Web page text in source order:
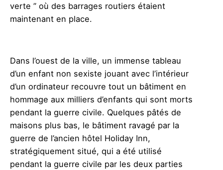
verte ” où des barrages routiers étaient
maintenant en place.
Dans l’ouest de la ville, un immense tableau
d’un enfant non sexiste jouant avec l’intérieur
d’un ordinateur recouvre tout un bâtiment en
hommage aux milliers d’enfants qui sont morts
pendant la guerre civile. Quelques pâtés de
maisons plus bas, le bâtiment ravagé par la
guerre de l’ancien hôtel Holiday Inn,
stratégiquement situé, qui a été utilisé
pendant la guerre civile par les deux parties